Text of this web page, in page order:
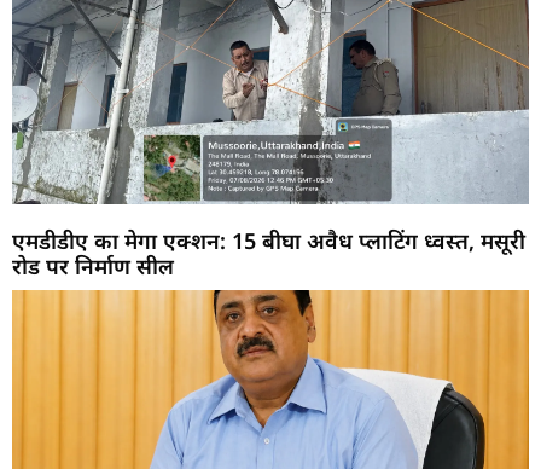
एमडीडीए का मेगा एक्शन: 15 बीघा अवैध प्लाटिंग ध्वस्त, मसूरी
रोड पर निर्माण सील